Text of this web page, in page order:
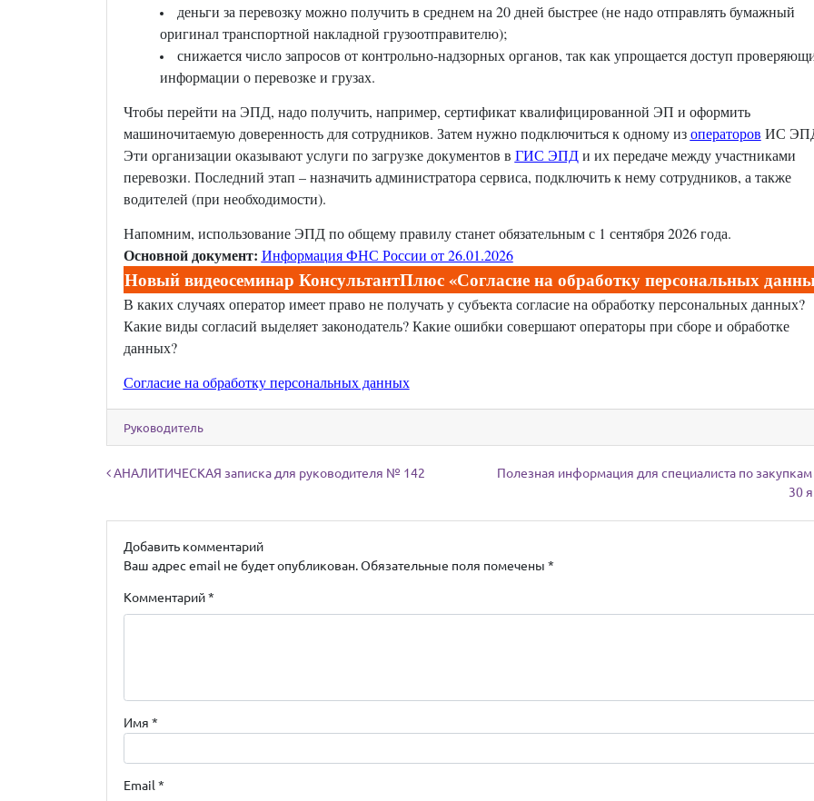
деньги за перевозку можно получить в среднем на 20 дней быстрее (не надо отправлять бумажный
оригинал транспортной накладной грузоотправителю);
снижается число запросов от контрольно-надзорных органов, так как упрощается доступ
информации о перевозке и грузах.
Чтобы перейти на ЭПД, надо получить, например, сертификат квалифицированной ЭП и оформить
машиночитаемую доверенность для сотрудников. Затем нужно подключиться к одному изоператоров ИС
Эти организации оказывают услуги по загрузке документов в ГИС ЭПДи их передаче между участниками
перевозки. Последний этап – назначить администратора сервиса, подключить к нему сотрудников, а также
водителей (при необходимости).
Напомним, использование ЭПД по общему правилу станет обязательным с 1 сентября 2026 года.
Основной документ: Информация ФНС России от 26.01.2026
Новый видеосеминар КонсультантПлюс «Согласие на обработку персональных
В каких случаях оператор имеет право не получать у субъекта согласие на обработку персональных данных?
Какие виды согласий выделяет законодатель? Какие ошибки совершают операторы при сборе и обработке
данных?
Согласие на обработку персональных данных
Руководитель
Навигация по записям
АНАЛИТИЧЕСКАЯ записка для руководителя № 142
Полезная информация для специалиста по закупкам
30
Добавить комментарий
Ваш адрес email не будет опубликован. Обязательные поля помечены *
Комментарий*
Имя *
Email *